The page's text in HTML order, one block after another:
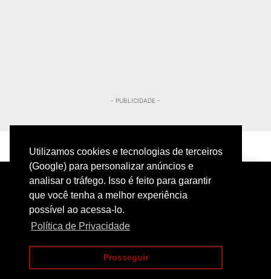
Utilizamos cookies e tecnologias de terceiros
(Google) para personalizar anúncios e
analisar o tráfego. Isso é feito para garantir
que você tenha a melhor experiência
possível ao acessa-lo.
Política de Privacidade
Prosseguir
- PUBLICIDADE -
PRIVACIDADE CONTATO
COPYRIGHT@2024 | POLICIAMENTO INTELIGENTE